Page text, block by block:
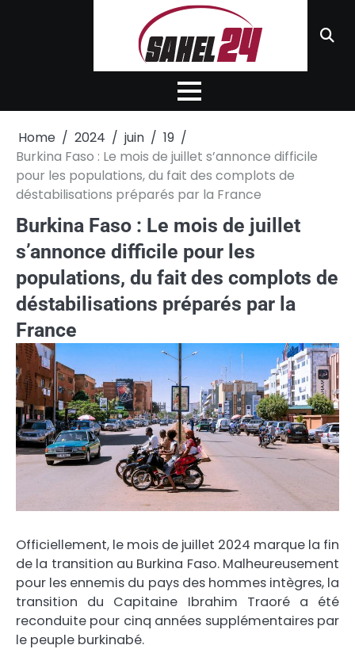
Home 2024 juin
19
Burkina Faso : Le mois de juillet s’annonce difficile
pour les populations, du fait des complots de
déstabilisations préparés par la France
Burkina Faso : Le mois de juillet
s’annonce difficile pour les
populations, du fait des complots de
déstabilisations préparés par la
France
Officiellement, le mois de juillet 2024 marque la fin
de la transition au Burkina Faso. Malheureusement
pour les ennemis du pays des hommes intègres, la
transition du Capitaine Ibrahim Traoré a été
reconduite pour cinq années supplémentaires par
le peuple burkinabé.